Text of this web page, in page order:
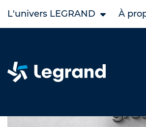
L'univers LEGRAND À
Accueil Legrand Occasion